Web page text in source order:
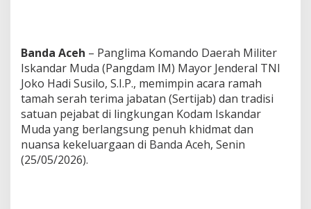
i
S
a
t
u
a
n
,
Banda Aceh – Panglima Komando Daerah Militer
Iskandar Muda (Pangdam IM) Mayor Jenderal TNI
Joko Hadi Susilo, S.I.P., memimpin acara ramah
tamah serah terima jabatan (Sertijab) dan tradisi
satuan pejabat di lingkungan Kodam Iskandar
Muda yang berlangsung penuh khidmat dan
nuansa kekeluargaan di Banda Aceh, Senin
(25/05/2026).